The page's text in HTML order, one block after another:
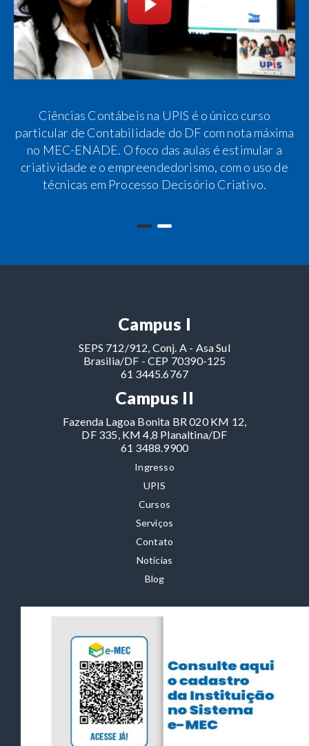
Ciências Contábeis na UPIS é o único curso
particular de Contabilidade do DF com nota máxima
no MEC-ENADE. O foco das aulas é estimular a
criatividade e o empreendedorismo, com o uso de
técnicas em Processo Decisório Criativo.
Campus I
SEPS 712/912, Conj. A - Asa Sul
Brasilia/DF - CEP 70390-125
61 3445.6767
Campus II
Fazenda Lagoa Bonita BR 020 KM 12,
DF 335, KM 4,8 Planaltina/DF
61 3488.9900
Ingresso
UPIS
Cursos
Serviços
Contato
Notícias
Blog